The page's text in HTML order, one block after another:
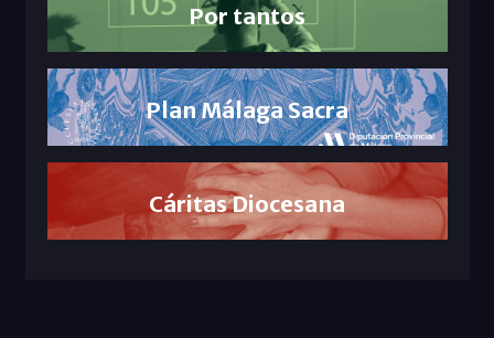
Por tantos
Plan Málaga Sacra
Cáritas Diocesana